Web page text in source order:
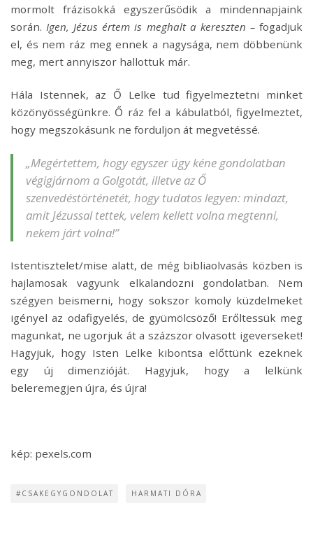
mormolt frázisokká egyszerűsödik a mindennapjaink
során.Igen, Jézus értem is meghalt a kereszten –fogadjuk
el, és nem ráz meg ennek a nagysága, nem döbbenünk
meg, mert annyiszor hallottuk már.
Hála Istennek, az Ő Lelke tud figyelmeztetni minket
közönyösségünkre. Ő ráz fel a kábulatból, figyelmeztet,
hogy megszokásunk ne forduljon át megvetéssé.
„Megértettem, hogy egyszer úgy kéne gondolatban
végigjárnom a Golgotát, illetve az Ő
szenvedéstörténetét, hogy tudatos legyen: mindazt,
amit Jézussal tettek, velem kellett volna megtenni,
nekem járt volna!”
Istentisztelet/mise alatt, de még bibliaolvasás közben is
hajlamosak vagyunk elkalandozni gondolatban. Nem
szégyen beismerni, hogy sokszor komoly küzdelmeket
igényel az odafigyelés, de gyümölcsöző! Erőltessük meg
magunkat, ne ugorjuk át a százszor olvasott igeverseket!
Hagyjuk, hogy Isten Lelke kibontsa előttünk ezeknek
egy új dimenzióját. Hagyjuk, hogy a lelkünk
beleremegjen újra, és újra!
kép: pexels.com
#CSAKEGYGONDOLAT HARMATI DÓRA